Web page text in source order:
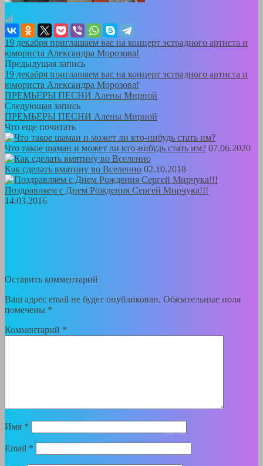
19 декабря приглашаем вас на концерт эстрадного артиста и
юмориста Александра Морозова!
Предыдущая запись
19 декабря приглашаем вас на концерт эстрадного артиста и
юмориста Александра Морозова!
ПРЕМЬЕРЫ ПЕСНИ Алены Мирной
Следующая запись
ПРЕМЬЕРЫ ПЕСНИ Алены Мирной
Что еще почитать
Что такое шаман и может ли кто-нибудь стать им? 07.06.2020
Как сделать вмятину во Вселенно 02.10.2018
Поздравляем с Днем Рождения Сергей Мирчука!!!
14.03.2016
Оставить комментарий
Ваш адрес email не будет опубликован. Обязательные поля
помечены *
Комментарий *
Имя *
Email *